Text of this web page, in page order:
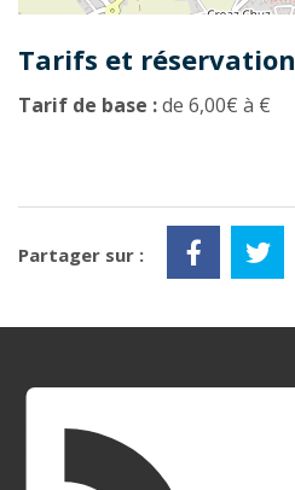
Tarifs et réservation
Tarif de base :de 6,00€ à €
Partager sur :